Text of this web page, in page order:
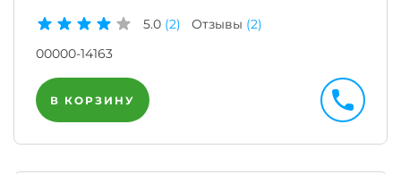
5.0 (2) Отзывы (2)
00000-14163
В КОРЗИНУ